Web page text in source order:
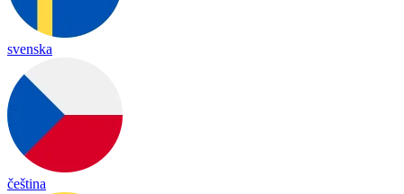
svenska
čeština